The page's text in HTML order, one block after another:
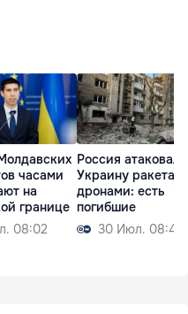
часами
на
границе
08:02
Россия атаковала
Украину
дронами: есть
погибшие
30 Июл. 08:45